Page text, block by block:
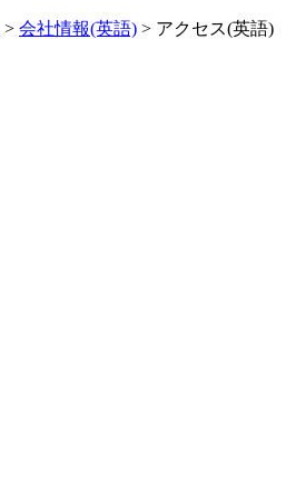
> 会社情報(英語) > アクセス(英語)